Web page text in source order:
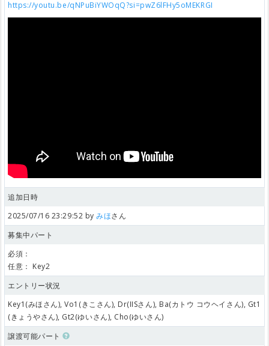
https://youtu.be/qNPuBiYWOqQ?si=pwZ6lFHy5oMEKRGI
追加日時
2025/07/16 23:29:52 byみほさん
募集中パート
必須：
任意： Key2
エントリー状況
Key1(みほさん), Vo1(きこさん), Dr(IISさん), Ba(カトウ コウヘイさん), Gt1
(きょうやさん), Gt2(ゆいさん), Cho(ゆいさん)
譲渡可能パート